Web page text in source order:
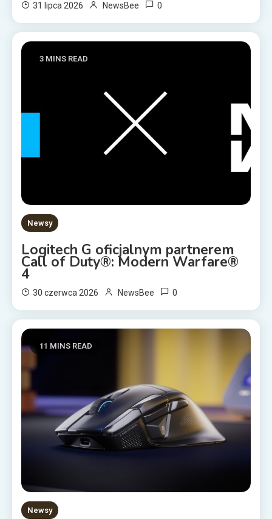
31 lipca 2026 NewsBee 0
3 MINS READ
Newsy
Logitech G oficjalnym partnerem
Call of Duty®: Modern Warfare®
4
30 czerwca 2026 NewsBee 0
11 MINS READ
Newsy